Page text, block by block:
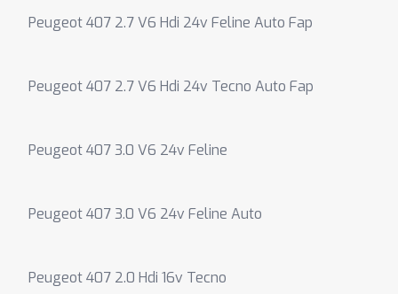
Peugeot 407 2.7 V6 Hdi 24v Feline Auto Fap
Peugeot 407 2.7 V6 Hdi 24v Tecno Auto Fap
Peugeot 407 3.0 V6 24v Feline
Peugeot 407 3.0 V6 24v Feline Auto
Peugeot 407 2.0 Hdi 16v Tecno